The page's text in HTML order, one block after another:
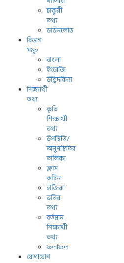
চাকুরী
তথ্য
ডাউনলোড
বিভাগ
সমূহ
বাংলা
ইংরেজি
উদ্ভিদবিদ্যা
শিক্ষার্থী
তথ্য
কৃতি
শিক্ষার্থী
তথ্য
উপস্থিতি/
অনুপস্থিতির
তালিকা
ক্লাস
রুটিন
হাজিরা
ভর্তির
তথ্য
বর্তমান
শিক্ষার্থী
তথ্য
ফলাফল
যোগাযোগ